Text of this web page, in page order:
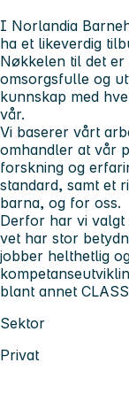
I Norlandia
ha et likeverdig
Nøkkelen til det er
omsorgsfulle og
kunnskap med
vår.
Vi baserer vårt
omhandler at vår
forskning og
standard, samt et
barna, og for oss.
Derfor har vi valgt
vet har stor
jobber helthetlig
blant annet
Sektor
Privat